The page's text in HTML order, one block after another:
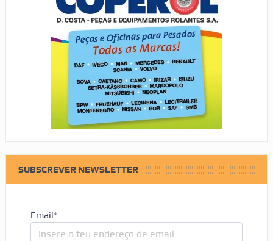
SUBSCREVER NEWSLETTER
Email*